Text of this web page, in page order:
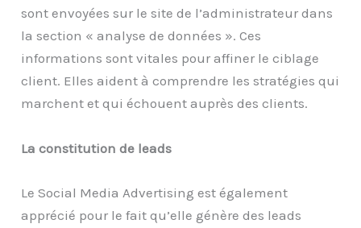
sont envoyées sur le site de l’administrateur dans
la section « analyse de données ». Ces
informations sont vitales pour affiner le ciblage
client. Elles aident à comprendre les stratégies qui
marchent et qui échouent auprès des clients.
La constitution de leads
Le Social Media Advertising est également
apprécié pour le fait qu’elle génère des leads